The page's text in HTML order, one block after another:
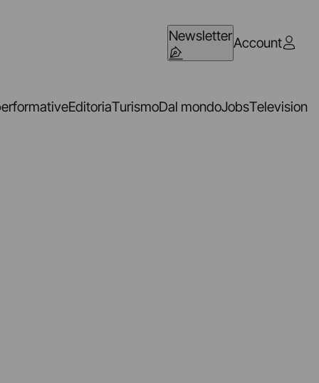
NewsletterAccount
EditoriaTurismoDal mondoJobsTelevision